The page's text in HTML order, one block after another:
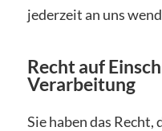
jederzeit an uns
Recht auf
Verarbeitung
Sie haben das Recht,